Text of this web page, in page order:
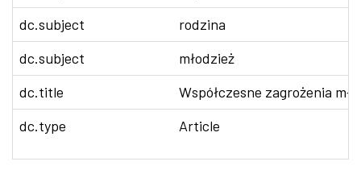
dc.subject
rodzina
dc.subject
młodzież
dc.title
Współczesne zagrożenia
dc.type
Article